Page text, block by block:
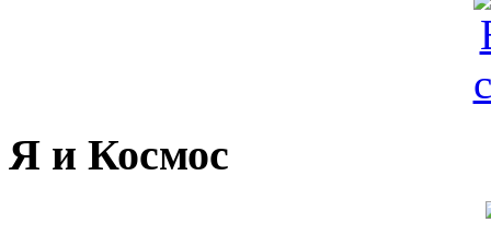
Я и Космос